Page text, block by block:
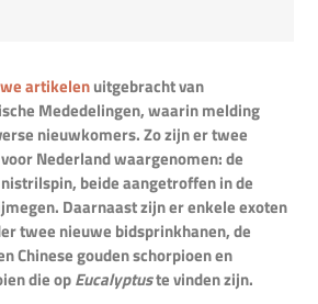
artikelenuitgebracht van
Mededelingen, waarin melding
nieuwkomers. Zo zijn er twee
Nederland waargenomen: de
beide aangetroffen in de
Daarnaast zijn er enkele exoten
twee nieuwe bidsprinkhanen, de
Chinese gouden schorpioen en
die opEucalyptuste vinden zijn.